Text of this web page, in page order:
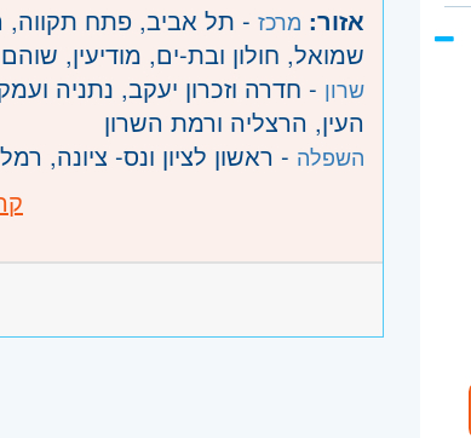
אזור: מרכז - תל אביב, פתח תקווה,
שמואל, חולון ובת-ים, מודיעין, שוהם
שרון - חדרה וזכרון יעקב, נתניה
העין, הרצליה ורמת השרון
השפלה - ראשון לציון ונס- ציונה,